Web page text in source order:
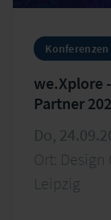
Konferenzen
we.Xplore
Partner
Do,
Ort: Design
Leipzig